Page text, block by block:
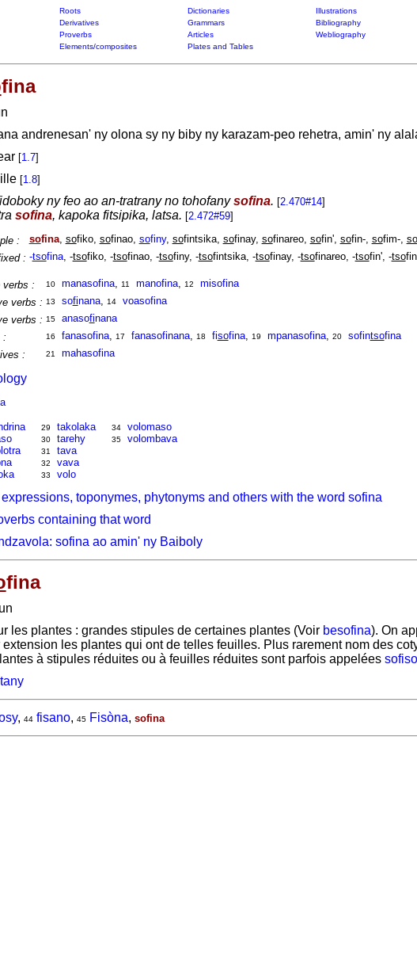
Roots Dictionaries Illustrations
Derivatives Grammars Bibliography
Proverbs Articles Webliography
Elements/composites Plates and Tables
fina
andrenesan' ny olona sy ny biby ny karazam-peo rehetra, amin' ny
[1.7]
[1.8]
ny feo ao an-tratrany no tohofanysofina. [2.470#14]
sofina, kapoka fitsipika, latsa. [2.472#59]
: sofina, sofiko, sofinao, sofiny, sofintsika, sofinay, sofinareo, sofin', sofin-, sofim-, so
: -tsofina, -tsofiko, -tsofinao, -tsofiny, -tsofintsika, -tsofinay, -tsofinareo, -tsofin', -tso
: 10 manasofina, 11 manofina, 12
misofina
verbs : 13 sofinana, 14
voasofina
verbs : 15 anasofinana
:
16 fanasofina, 17 fanasofinana, 18 fisofina, 19 mpanasofina, 20 sofintsofina
:
21 mahasofina
29 takolaka
30 tarehy
31 tava
32 vava
33 volo
34 volomaso
35 volombava
toponymes, phytonyms and others with the word sofina
containing that word
sofina ao amin' ny Baiboly
fina
les plantes : grandes stipules de certaines plantes (Voir besofina). On
extension les plantes qui ont de telles feuilles. Plus rarement nom des
à stipules réduites ou à feuilles réduites sont parfois appelées
, 44 fisano, 45 Fisòna, sofina